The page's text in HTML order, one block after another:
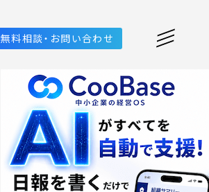
無料相談・お問い合わせ